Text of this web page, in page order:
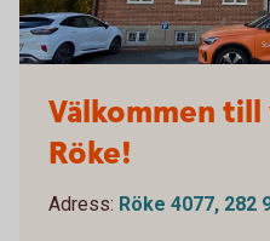
Välkommen
Röke!
Adress: Röke 4077, 282